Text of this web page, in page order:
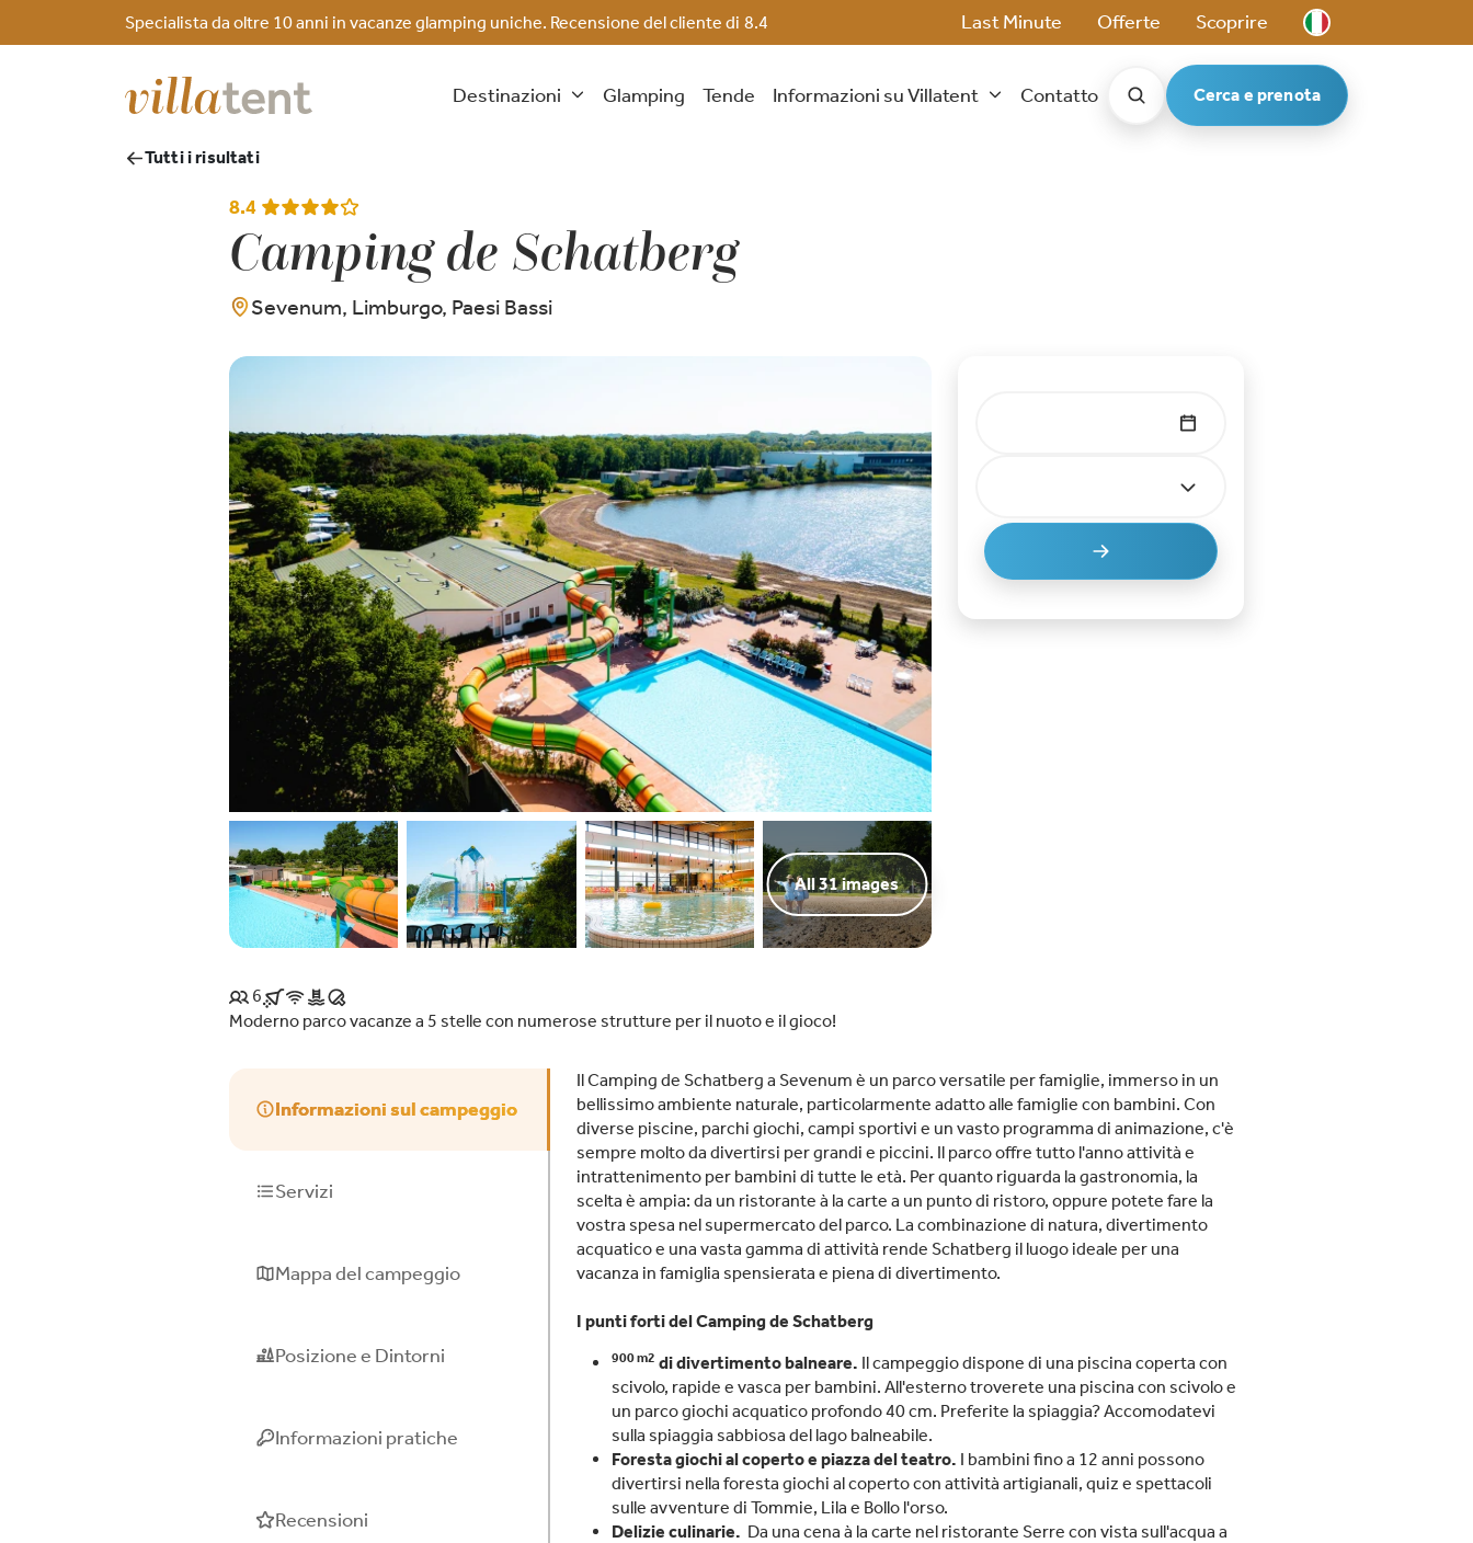
Specialista da oltre 10 anni in vacanze glamping uniche. Recensione del cliente di 8.4 Last Minute Offerte Scoprire
Destinazioni Glamping Tende Informazioni su Villatent Contatto Cerca e prenota
Tutti i risultati
8.4
Camping de Schatberg
Sevenum, Limburgo, Paesi Bassi
All 31 images
6
Moderno parco vacanze a 5 stelle con numerose strutture per il nuoto e il gioco!
Informazioni sul campeggio
Servizi
Mappa del campeggio
Posizione e Dintorni
Informazioni pratiche
Recensioni
Il Camping de Schatberg a Sevenum è un parco versatile per famiglie, immerso in un
bellissimo ambiente naturale, particolarmente adatto alle famiglie con bambini. Con
diverse piscine, parchi giochi, campi sportivi e un vasto programma di animazione, c'è
sempre molto da divertirsi per grandi e piccini. Il parco offre tutto l'anno attività e
intrattenimento per bambini di tutte le età. Per quanto riguarda la gastronomia, la
scelta è ampia: da un ristorante à la carte a un punto di ristoro, oppure potete fare la
vostra spesa nel supermercato del parco. La combinazione di natura, divertimento
acquatico e una vasta gamma di attività rende Schatberg il luogo ideale per una
vacanza in famiglia spensierata e piena di divertimento.
I punti forti del Camping de Schatberg
900 m2 di divertimento balneare. Il campeggio dispone di una piscina coperta con
scivolo, rapide e vasca per bambini. All'esterno troverete una piscina con scivolo e
un parco giochi acquatico profondo 40 cm. Preferite la spiaggia? Accomodatevi
sulla spiaggia sabbiosa del lago balneabile.
Foresta giochi al coperto e piazza del teatro. I bambini fino a 12 anni possono
divertirsi nella foresta giochi al coperto con attività artigianali, quiz e spettacoli
sulle avventure di Tommie, Lila e Bollo l'orso.
Delizie culinarie. Da una cena à la carte nel ristorante Serre con vista sull'acqua a